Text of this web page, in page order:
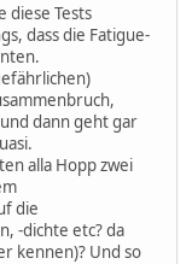
diese Tests
dass die Fatigue-
dann geht gar
alla Hopp zwei
die
-dichte etc? da
kennen)? Und so